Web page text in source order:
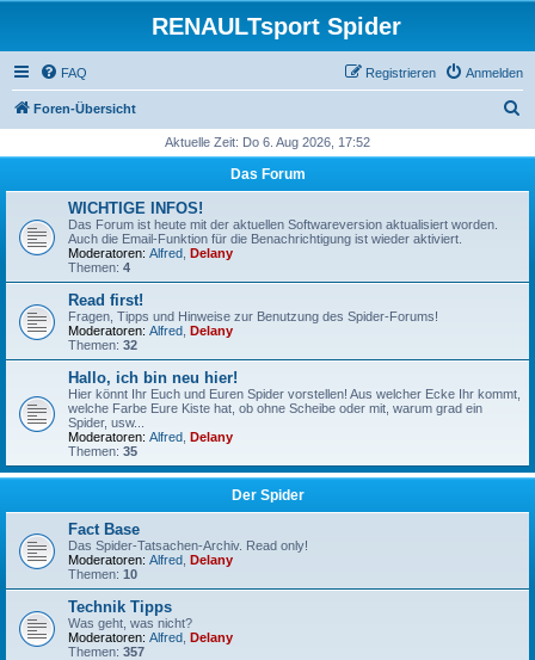
RENAULTsport Spider
FAQ Anmelden
Registrieren
Foren-Übersicht
h
Aktuelle Zeit: Do 6. Aug 2026, 17:52
Das Forum
WICHTIGE INFOS!
Das Forum ist heute mit der aktuellen Softwareversion aktualisiert worden.
Auch die Email-Funktion für die Benachrichtigung ist wieder aktiviert.
Moderatoren: Alfred Delany
Themen: 4
Read first!
Fragen, Tipps und Hinweise zur Benutzung des Spider-Forums!
Moderatoren: Alfred Delany
Themen: 32
Hallo, ich bin neu hier!
Hier könnt Ihr Euch und Euren Spider vorstellen! Aus welcher Ecke Ihr kommt,
welche Farbe Eure Kiste hat, ob ohne Scheibe oder mit, warum grad ein
Spider, usw...
Moderatoren: Alfred Delany
Themen: 35
Der Spider
Fact Base
Das Spider-Tatsachen-Archiv. Read only!
Moderatoren: Alfred Delany
Themen: 10
Technik Tipps
Was geht, was nicht?
Moderatoren: Alfred Delany
Themen: 357